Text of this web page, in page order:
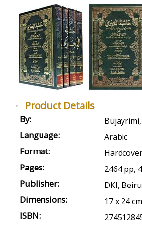
Product Details
By:
Language: Arabic
Format: Hardcover
Pages: 2464 pp,
Publisher: DKI,
Dimensions: 17 x 24 cm
ISBN: